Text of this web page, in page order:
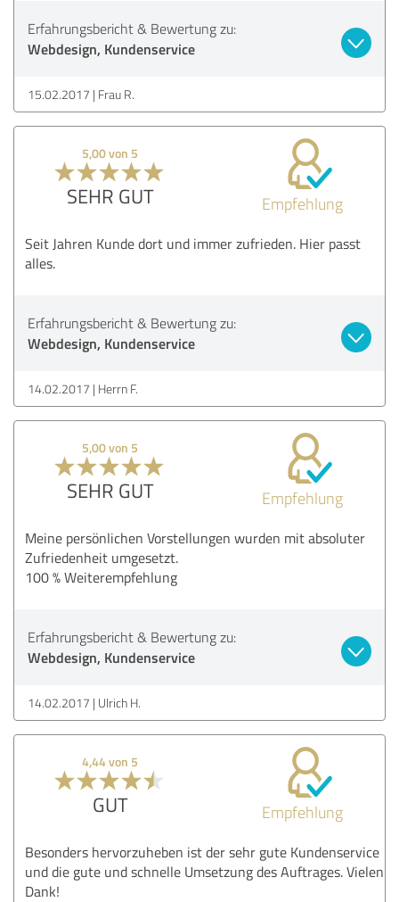
Erfahrungsbericht & Bewertung zu:
Webdesign, Kundenservice
15.02.2017 Frau R.
5,00 von 5
SEHR GUT Empfehlung
Seit Jahren Kunde dort und immer zufrieden. Hier passt
alles.
Erfahrungsbericht & Bewertung zu:
Webdesign, Kundenservice
14.02.2017 Herrn F.
5,00 von 5
SEHR GUT Empfehlung
Meine persönlichen Vorstellungen wurden mit absoluter
Zufriedenheit umgesetzt.
100 % Weiterempfehlung
Erfahrungsbericht & Bewertung zu:
Webdesign, Kundenservice
14.02.2017 Ulrich H.
4,44 von 5
GUT Empfehlung
Besonders hervorzuheben ist der sehr gute Kundenservice
und die gute und schnelle Umsetzung des Auftrages. Vielen
Dank!